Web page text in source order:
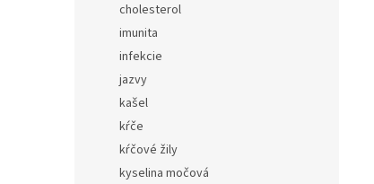
cholesterol
imunita
infekcie
jazvy
kašel
kŕče
kŕčové žily
kyselina močová